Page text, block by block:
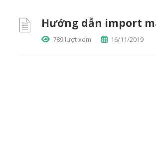
Hướng dẫn import
789 lượt xem 16/11/2019